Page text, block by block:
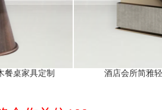
餐桌家具定制 酒店会所简雅